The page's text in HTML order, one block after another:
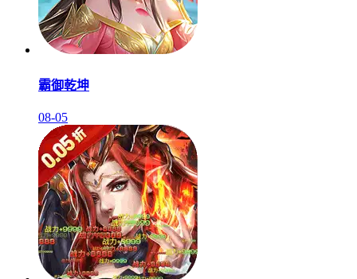
霸御乾坤
08-05